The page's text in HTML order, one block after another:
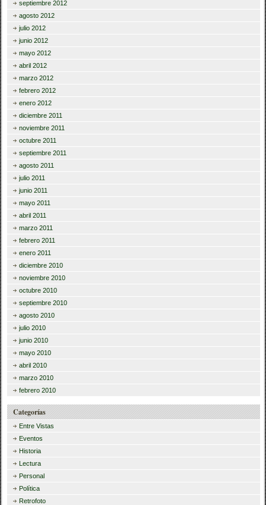
septiembre 2012
agosto 2012
julio 2012
junio 2012
mayo 2012
abril 2012
marzo 2012
febrero 2012
enero 2012
diciembre 2011
noviembre 2011
octubre 2011
septiembre 2011
agosto 2011
julio 2011
junio 2011
mayo 2011
abril 2011
marzo 2011
febrero 2011
enero 2011
diciembre 2010
noviembre 2010
octubre 2010
septiembre 2010
agosto 2010
julio 2010
junio 2010
mayo 2010
abril 2010
marzo 2010
febrero 2010
Categorías
Entre Vistas
Eventos
Historia
Lectura
Personal
Política
Retrofoto